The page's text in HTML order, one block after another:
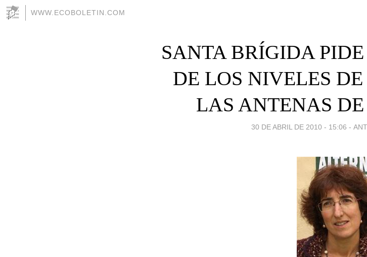
WWW.ECOBOLETIN.COM
SANTA BRÍGIDA
DE LOS NIVELES
LAS ANTENAS
30 DE ABRIL DE 2010 - 15:06 -